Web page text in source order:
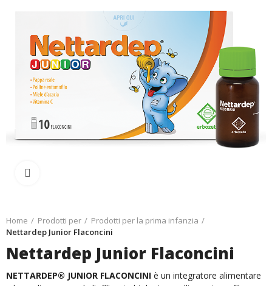
Home Prodotti per
Prodotti per la prima infanzia
Nettardep Junior Flaconcini
Nettardep Junior Flaconcini
NETTARDEP® JUNIOR FLACONCINI è un integratore alimentare